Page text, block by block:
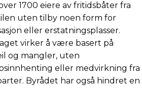
1700 eiere av fritidsbåter fra
uten tilby noen form for
eller erstatningsplasser.
virker å være basert på
og mangler, uten
eller medvirkning fra
Byrådet har også hindret en